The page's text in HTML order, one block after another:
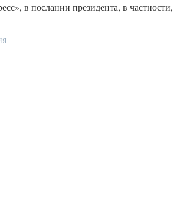
в послании президента, в частности,